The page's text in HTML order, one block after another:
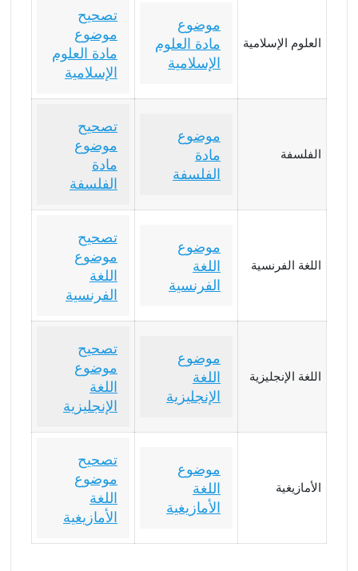
العلوم الإسلامية
موضوع
مادة العلوم
الإسلامية
تصحيح
موضوع
مادة العلوم
الإسلامية
الفلسفة
موضوع
مادة
الفلسفة
تصحيح
موضوع
مادة
الفلسفة
اللغة الفرنسية
موضوع
اللغة
الفرنسية
تصحيح
موضوع
اللغة
الفرنسية
اللغة الإنجليزية
موضوع
اللغة
الإنجليزية
تصحيح
موضوع
اللغة
الإنجليزية
الأمازيغية
موضوع
اللغة
الأمازيغية
تصحيح
موضوع
اللغة
الأمازيغية